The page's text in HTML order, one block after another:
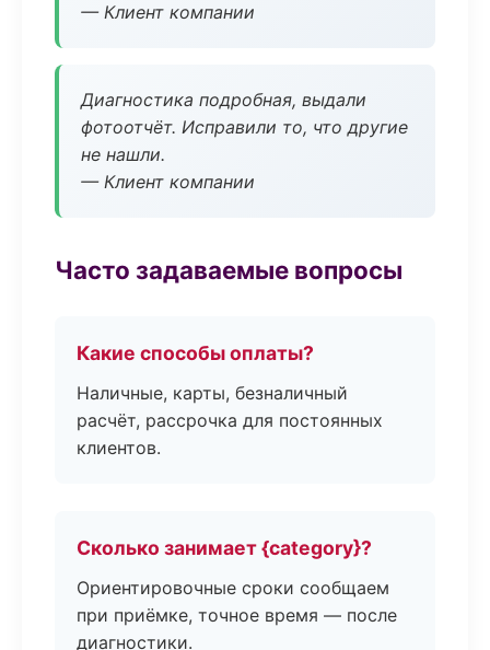
— Клиент компании
Диагностика подробная, выдали
фотоотчёт. Исправили то, что другие
не нашли.
— Клиент компании
Часто задаваемые вопросы
Какие способы оплаты?
Наличные, карты, безналичный
расчёт, рассрочка для постоянных
клиентов.
Сколько занимает {category}?
Ориентировочные сроки сообщаем
при приёмке, точное время — после
диагностики.